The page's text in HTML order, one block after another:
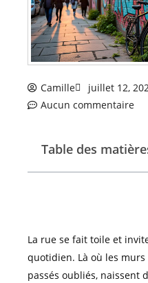
Camille juillet 12,
Aucun commentaire
Table des
La rue se fait toile et
quotidien. Là où les
passés oubliés, naissent